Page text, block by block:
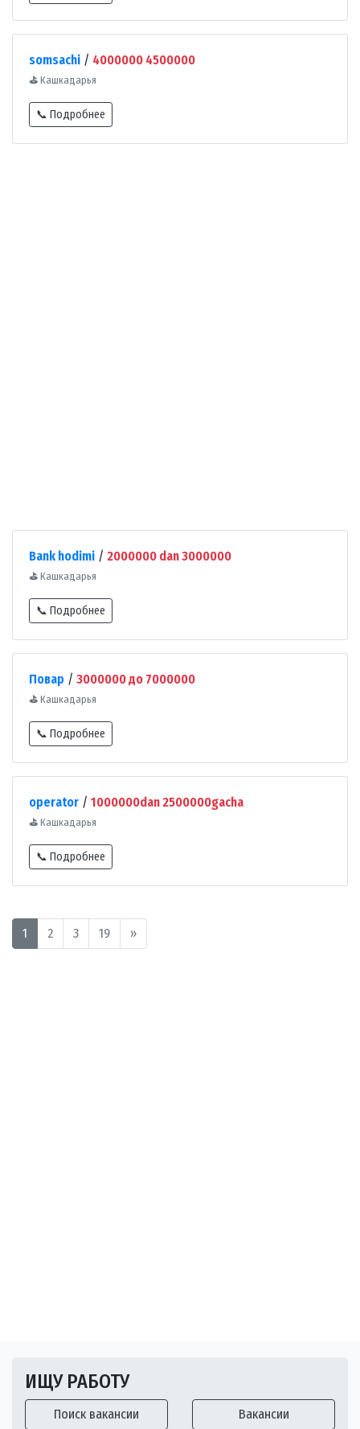
somsachi / 4000000 4500000
⛳ Кашкадарья
📞 Подробнее
Bank hodimi / 2000000 dan 3000000
⛳ Кашкадарья
📞 Подробнее
Повар / 3000000 до 7000000
⛳ Кашкадарья
📞 Подробнее
operator / 1000000dan 2500000gacha
⛳ Кашкадарья
📞 Подробнее
1 2 3 19 »
ИЩУ РАБОТУ
Поиск вакансии Вакансии